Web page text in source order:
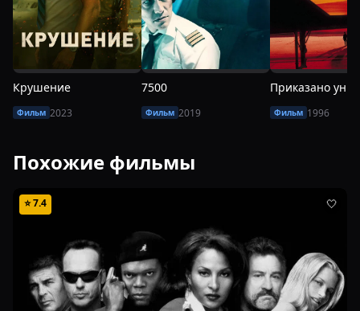
Крушение
Фильм 2023
7500
Фильм 2019 Фильм 1996
Похожие фильмы
⭐7.4 🤍